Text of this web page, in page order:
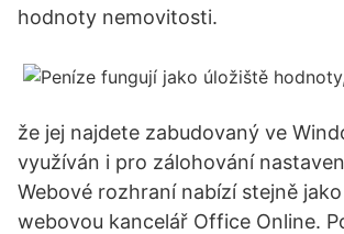
hodnoty nemovitosti.
že jej najdete zabudovaný ve
využíván i pro zálohování
Webové rozhraní nabízí stejně
webovou kancelář Office Online.